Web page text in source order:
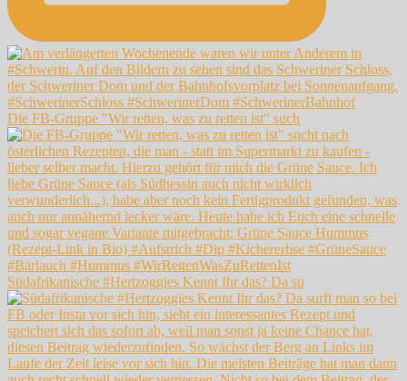
Die FB-Gruppe "Wir retten, was zu retten ist" such
Südafrikanische #Hertzoggies Kennt Ihr das? Da su